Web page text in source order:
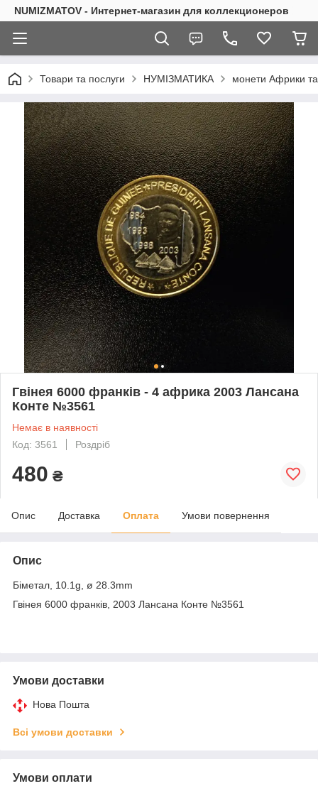
NUMIZMATOV - Интернет-магазин для коллекционеров
Товари та послуги НУМІЗМАТИКА монети Африки та
Гвінея 6000 франків - 4 африка 2003 Лансана
Конте №3561
Немає в наявності
Код: 3561
Роздріб
480 ₴
Опис Доставка Оплата Умови повернення
Опис
Біметал, 10.1g, ø 28.3mm
Гвінея 6000 франків, 2003 Лансана Конте №3561
Умови доставки
Нова Пошта
Всі умови доставки
Умови оплати